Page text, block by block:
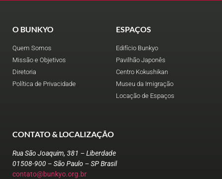
O BUNKYO
Quem Somos
Missão e Objetivos
Diretoria
Política de Privacidade
ESPAÇOS
Edifício Bunkyo
Pavilhão Japonês
Centro Kokushikan
Museu da Imigração
Locação de Espaços
CONTATO & LOCALIZAÇÃO
Rua São Joaquim, 381 – Liberdade
01508-900 – São Paulo – SP Brasil
contato@bunkyo.org.br